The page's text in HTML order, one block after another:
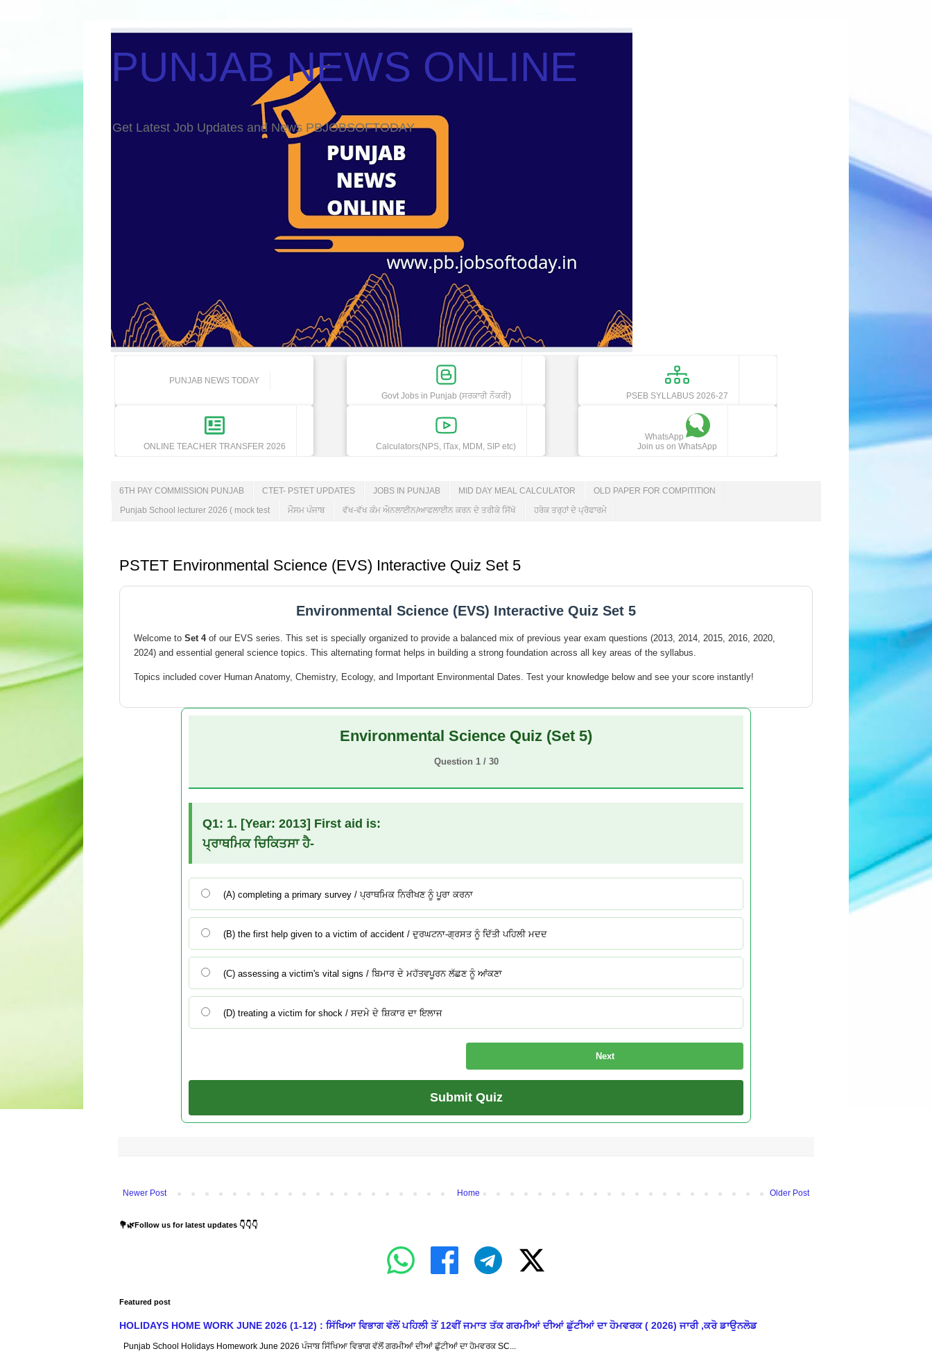
PUNJAB NEWS ONLINE
Get Latest Job Updates and News PBJOBSOFTODAY
PUNJAB NEWS TODAY
Govt Jobs in Punjab (ਸਰਕਾਰੀ ਨੌਕਰੀ)
PSEB SYLLABUS 2026-27
ONLINE TEACHER TRANSFER 2026 Calculators(NPS, ITax, MDM, SIP etc)
WhatsApp
Join us on WhatsApp
6TH PAY COMMISSION PUNJAB CTET- PSTET UPDATES JOBS IN PUNJAB MID DAY MEAL CALCULATOR OLD PAPER FOR COMPITITION
Punjab School lecturer 2026 ( mock test ਮੌਸਮ ਪੰਜਾਬ ਵੱਖ-ਵੱਖ ਕੰਮ ਔਨਲਾਈਨ/ਆਫਲਾਈਨ ਕਰਨ ਦੇ ਤਰੀਕੇ ਸਿੱਖੋ ਹਰੇਕ ਤਰ੍ਹਾਂ ਦੇ ਪ੍ਰੋਫਾਰਮੇ
PSTET Environmental Science (EVS) Interactive Quiz Set 5
Environmental Science (EVS) Interactive Quiz Set 5
Welcome to Set 4of our EVS series. This set is specially organized to provide a balanced mix of previous year exam questions (2013, 2014, 2015, 2016, 2020,
2024) and essential general science topics. This alternating format helps in building a strong foundation across all key areas of the syllabus.
Topics included cover Human Anatomy, Chemistry, Ecology, and Important Environmental Dates. Test your knowledge below and see your score instantly!
Environmental Science Quiz (Set 5)
Question 1 / 30
Q1: 1. [Year: 2013] First aid is:
ਪ੍ਰਾਥਮਿਕ ਚਿਕਿਤਸਾ ਹੈ-
(A) completing a primary survey / ਪ੍ਰਾਥਮਿਕ ਨਿਰੀਖਣ ਨੂੰ ਪੂਰਾ ਕਰਨਾ
(B) the first help given to a victim of accident / ਦੁਰਘਟਨਾ-ਗ੍ਰਸਤ ਨੂੰ ਦਿੱਤੀ ਪਹਿਲੀ ਮਦਦ
(C) assessing a victim's vital signs / ਬਿਮਾਰ ਦੇ ਮਹੱਤਵਪੂਰਨ ਲੱਛਣ ਨੂੰ ਆਂਕਣਾ
(D) treating a victim for shock / ਸਦਮੇ ਦੇ ਸ਼ਿਕਾਰ ਦਾ ਇਲਾਜ
Next
Submit Quiz
Newer Post Older Post
Home
💐🌿Follow us for latest updates 👇👇👇
Featured post
HOLIDAYS HOME WORK JUNE 2026 (1-12) : ਸਿੱਖਿਆ ਵਿਭਾਗ ਵੱਲੋਂ ਪਹਿਲੀ ਤੋਂ 12ਵੀਂ ਜਮਾਤ ਤੱਕ ਗਰਮੀਆਂ ਦੀਆਂ ਛੁੱਟੀਆਂ ਦਾ ਹੋਮਵਰਕ ( 2026) ਜਾਰੀ ,ਕਰੋ ਡਾਉਨਲੋਡ
Punjab School Holidays Homework June 2026 ਪੰਜਾਬ ਸਿੱਖਿਆ ਵਿਭਾਗ ਵੱਲੋਂ ਗਰਮੀਆਂ ਦੀਆਂ ਛੁੱਟੀਆਂ ਦਾ ਹੋਮਵਰਕ SC...